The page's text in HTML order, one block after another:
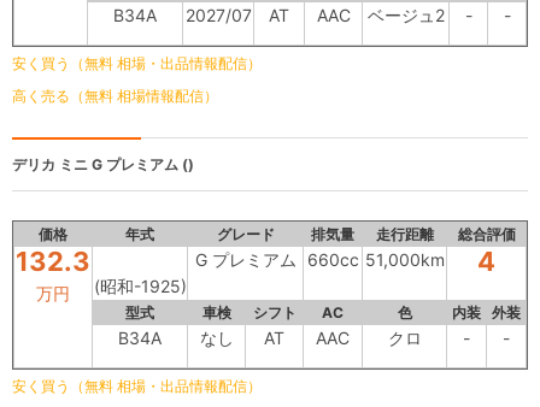
B34A 2027/07 AT AAC ベージュ2 - -
安く買う（無料 相場・出品情報配信）
高く売る（無料 相場情報配信）
デリカ ミニ G プレミアム ()
価格 年式 グレード 排気量 走行距離 総合評価
132.3
万円 (昭和-1925)
G プレミアム 660cc 51,000km 4
型式 車検 シフト AC 色 内装 外装
B34A なし AT AAC クロ - -
安く買う（無料 相場・出品情報配信）